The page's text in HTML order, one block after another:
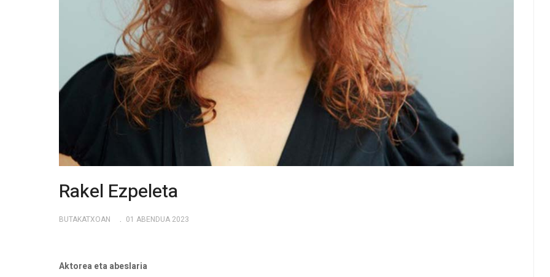
Rakel Ezpeleta
BUTAKATXOAN 01 ABENDUA 2023
Aktorea eta abeslaria